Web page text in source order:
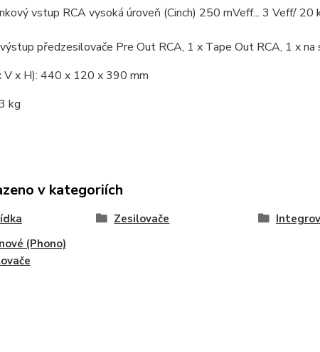
vstup RCA vysoká úroveň (Cinch) 250 mVeff... 3 Veff/ 20
předzesilovače Pre Out RCA, 1 x Tape Out RCA, 1 x na
V x H): 440 x 120 x 390 mm
kg
v kategoriích
Zesilovače
(Phono)